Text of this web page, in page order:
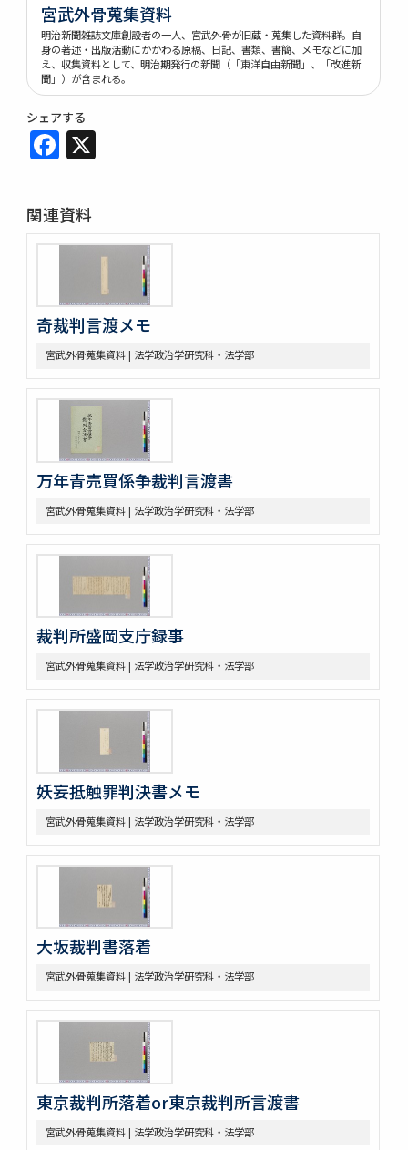
宮武外骨蒐集資料
明治新聞雑誌文庫創設者の一人、宮武外骨が旧蔵・蒐集した資料群。自
身の著述・出版活動にかかわる原稿、日記、書類、書簡、メモなどに加
え、収集資料として、明治期発行の新聞（「東洋自由新聞」、「改進新
聞」）が含まれる。
シェアする
Facebook
関連資料
奇裁判言渡メモ
宮武外骨蒐集資料 | 法学政治学研究科・法学部
万年青売買係争裁判言渡書
宮武外骨蒐集資料 | 法学政治学研究科・法学部
裁判所盛岡支庁録事
宮武外骨蒐集資料 | 法学政治学研究科・法学部
妖妄抵触罪判決書メモ
宮武外骨蒐集資料 | 法学政治学研究科・法学部
大坂裁判書落着
宮武外骨蒐集資料 | 法学政治学研究科・法学部
東京裁判所落着or東京裁判所言渡書
宮武外骨蒐集資料 | 法学政治学研究科・法学部